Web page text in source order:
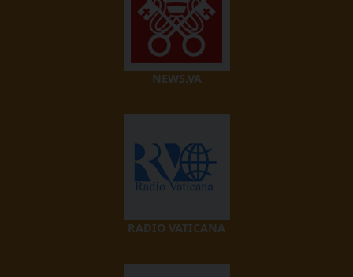
NEWS.VA
RADIO VATICANA